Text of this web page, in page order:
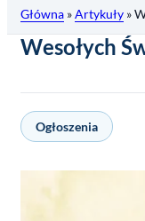
Główna »Artykuły »
Wesołych
Ogłoszenia